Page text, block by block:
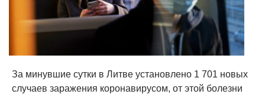
За минувшие сутки в Литве установлено 1 701 новых
случаев заражения коронавирусом, от этой болезни